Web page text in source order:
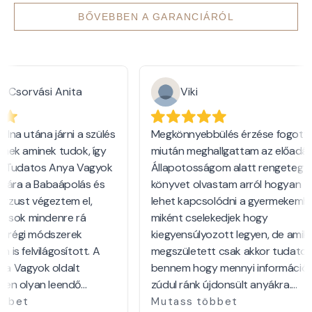
BŐVEBBEN A GARANCIÁRÓL
Anita
utána járni a szülés
aminek tudok, így
Anya Vagyok
a Babaápolás és
végeztem el,
mindenre rá
módszerek
felvilágosított. A
Vagyok oldalt
olyan leendő
nem csak száraz
Viki
Megkönnyebbülés érzése fogott el
miután meghallgattam az előadást.
Állapotosságom alatt rengeteg
könyvet olvastam arról hogyan
lehet kapcsolódni a
miként cselekedjek hogy
kiegyensúlyozott legyen, de amikor
megszületett csak akkor
bennem hogy mennyi információ
zúdul ránk újdonsült anyákra.
Köszönöm a megerősítést abban
Mutass többet